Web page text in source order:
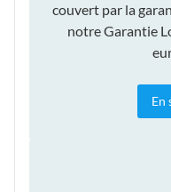
couvert par la
notre Garantie
En